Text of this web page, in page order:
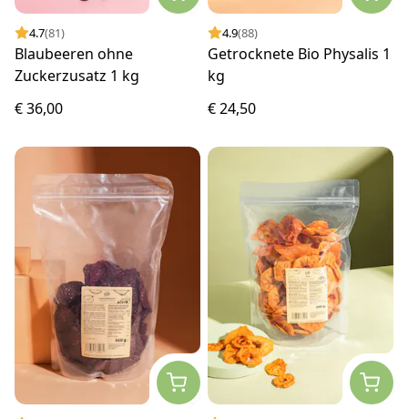
4.7(81)
Blaubeeren ohne
Zuckerzusatz 1 kg
€ 36,00
4.9(88)
Getrocknete Bio Physalis 1
kg
€ 24,50